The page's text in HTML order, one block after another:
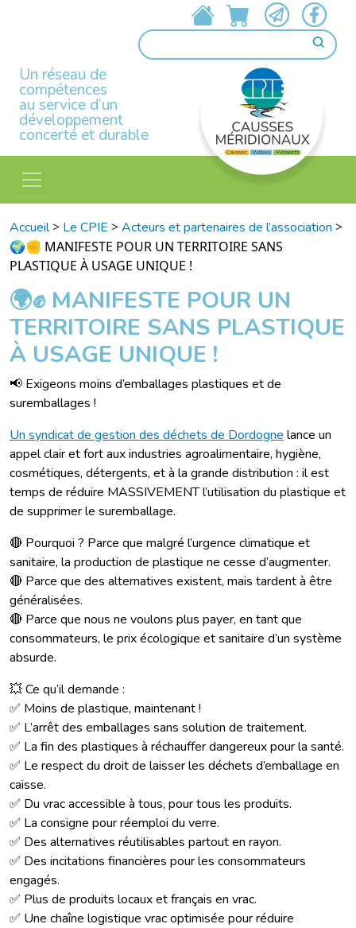
Un réseau de
compétences
au service d’un
développement
concerté et durable
Accueil> Le CPIE >Acteurs et partenaires de l’association >
🌍✊ MANIFESTE POUR UN TERRITOIRE SANS
PLASTIQUE À USAGE UNIQUE !
🌍✊ MANIFESTE POUR UN
TERRITOIRE SANS PLASTIQUE
À USAGE UNIQUE !
📢 Exigeons moins d’emballages plastiques et de
suremballages !
Un syndicat de gestion des déchets de Dordogne lance un
appel clair et fort aux industries agroalimentaire, hygiène,
cosmétiques, détergents, et à la grande distribution : il est
temps de réduire MASSIVEMENT l’utilisation du plastique et
de supprimer le suremballage.
🔴 Pourquoi ? Parce que malgré l’urgence climatique et
sanitaire, la production de plastique ne cesse d’augmenter.
🔴 Parce que des alternatives existent, mais tardent à être
généralisées.
🔴 Parce que nous ne voulons plus payer, en tant que
consommateurs, le prix écologique et sanitaire d’un système
absurde.
💥 Ce qu’il demande :
✅ Moins de plastique, maintenant !
✅ L’arrêt des emballages sans solution de traitement.
✅ La fin des plastiques à réchauffer dangereux pour la santé.
✅ Le respect du droit de laisser les déchets d’emballage en
caisse.
✅ Du vrac accessible à tous, pour tous les produits.
✅ La consigne pour réemploi du verre.
✅ Des alternatives réutilisables partout en rayon.
✅ Des incitations financières pour les consommateurs
engagés.
✅ Plus de produits locaux et français en vrac.
✅ Une chaîne logistique vrac optimisée pour réduire